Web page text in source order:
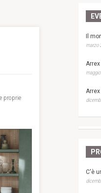
proprie
Il
marzo
C'è